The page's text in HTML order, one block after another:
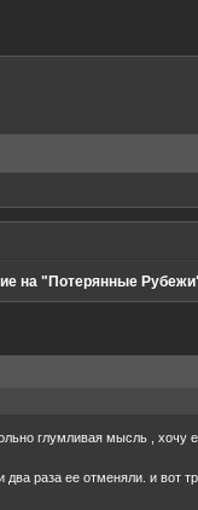
на "Потерянные
глумливая мысль , хочу
два раза ее отменяли. и вот